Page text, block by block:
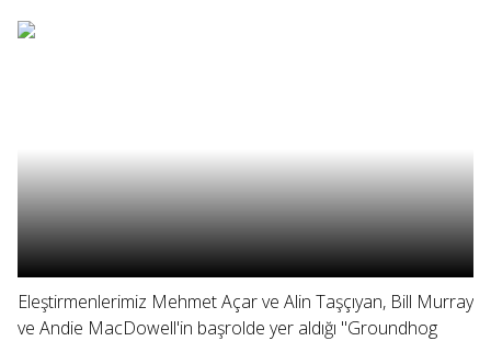
Eleştirmenlerimiz Mehmet Açar ve Alin Taşçıyan, Bill Murray
ve Andie MacDowell'in başrolde yer aldığı "Groundhog